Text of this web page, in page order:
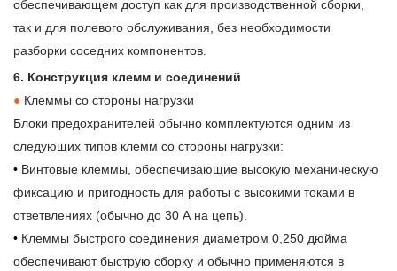
обеспечивающем доступ как для производственной сборки,
так и для полевого обслуживания, без необходимости
разборки соседних компонентов.
6. Конструкция клемм и соединений
● Клеммы со стороны нагрузки
Блоки предохранителей обычно комплектуются одним из
следующих типов клемм со стороны нагрузки:
• Винтовые клеммы, обеспечивающие высокую механическую
фиксацию и пригодность для работы с высокими токами в
ответвлениях (обычно до 30 А на цепь).
• Клеммы быстрого соединения диаметром 0,250 дюйма
обеспечивают быструю сборку и обычно применяются в